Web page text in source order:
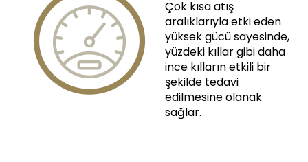
Çok kısa atış
aralıklarıyla etki eden
yüksek gücü sayesinde,
yüzdeki kıllar gibi daha
ince kılların etkili bir
şekilde tedavi
edilmesine olanak
sağlar.